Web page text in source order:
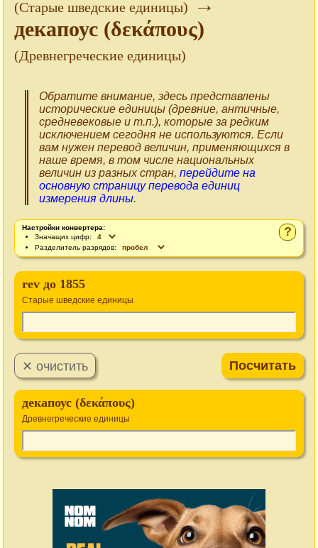
(Старые шведские единицы)
декапоус (δεκάπους)
(Древнегреческие единицы)
Обратите внимание, здесь представлены
исторические единицы (древние, античные,
средневековые и т.п.), которые за редким
исключением сегодня не используются. Если
вам нужен перевод величин, применяющихся в
наше время, в том числе национальных
величин из разных стран, перейдите на
основную страницу перевода единиц
измерения длины.
?
Настройки конвертера:
Значащих цифр:
Разделитель разрядов:
rev до 1855
Старые шведские единицы
декапоус (δεκάπους)
Древнегреческие единицы